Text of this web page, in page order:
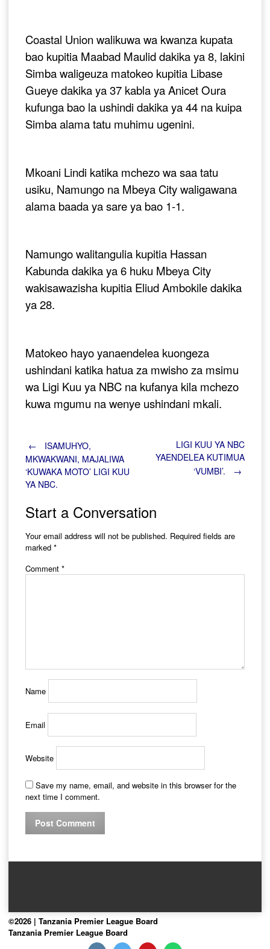
Coastal Union walikuwa wa kwanza kupata
bao kupitia Maabad Maulid dakika ya 8, lakini
Simba waligeuza matokeo kupitia Libase
Gueye dakika ya 37 kabla ya Anicet Oura
kufunga bao la ushindi dakika ya 44 na kuipa
Simba alama tatu muhimu ugenini.
Mkoani Lindi katika mchezo wa saa tatu
usiku, Namungo na Mbeya City waligawana
alama baada ya sare ya bao 1-1.
Namungo walitangulia kupitia Hassan
Kabunda dakika ya 6 huku Mbeya City
wakisawazisha kupitia Eliud Ambokile dakika
ya 28.
Matokeo hayo yanaendelea kuongeza
ushindani katika hatua za mwisho za msimu
wa Ligi Kuu ya NBC na kufanya kila mchezo
kuwa mgumu na wenye ushindani mkali.
Post
navigation
←
ISAMUHYO,
MKWAKWANI, MAJALIWA
‘KUWAKA MOTO’ LIGI KUU
YA NBC.
LIGI KUU YA NBC
YAENDELEA KUTIMUA
‘VUMBI’.
→
Start a Conversation
Your email address will not be published. Required fields are
marked *
Comment *
Name
Email
Website
Save my name, email, and website in this browser for the
next time I comment.
©2026 | Tanzania Premier League Board
Tanzania Premier League Board